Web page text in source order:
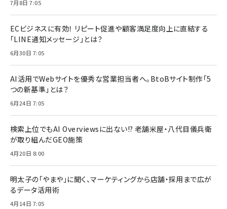
7月8日 7:05
ECビジネスに有効！ リピート促進や顧客満足度向上に直結する
「LINE通知メッセージ」とは？
6月30日 7:05
AI活用でWebサイトを優秀な営業担当者へ。BtoBサイト制作「5
つの新基準」とは？
6月24日 7:05
検索上位でもAI Overviewsに出ない!? 老舗米屋・八代目儀兵衛
が取り組んだGEO施策
4月20日 8:00
明太子の「やまや」に聞く、マーケティングから店舗・採用まで広が
るデータ活用術
4月14日 7:05